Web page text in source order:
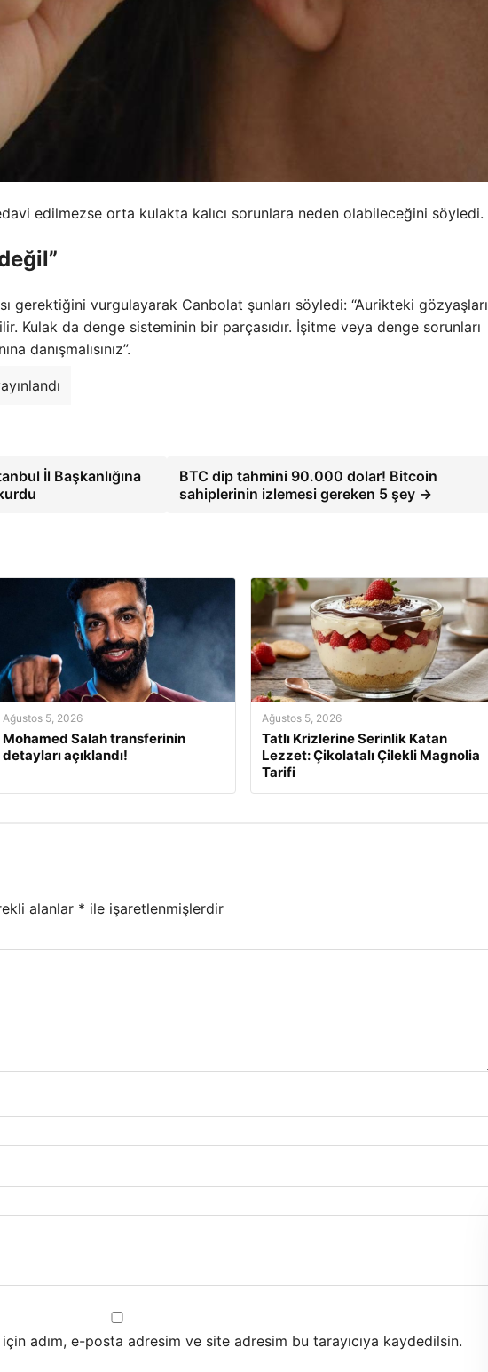
edilmezse orta kulakta kalıcı sorunlara neden olabileceğini söyledi.
gerektiğini vurgulayarak Canbolat şunları söyledi: “Aurikteki gözyaşları
Kulak da denge sisteminin bir parçasıdır. İşitme veya denge sorunları
danışmalısınız”.
İl Başkanlığına
BTC dip tahmini 90.000 dolar! Bitcoin
sahiplerinin izlemesi gereken 5 şey →
Ağustos 5, 2026
Mohamed Salah transferinin
detayları açıklandı!
Ağustos 5, 2026
Tatlı Krizlerine Serinlik Katan
Lezzet: Çikolatalı Çilekli Magnolia
Tarifi
alanlar * ile işaretlenmişlerdir
adım, e-posta adresim ve site adresim bu tarayıcıya kaydedilsin.